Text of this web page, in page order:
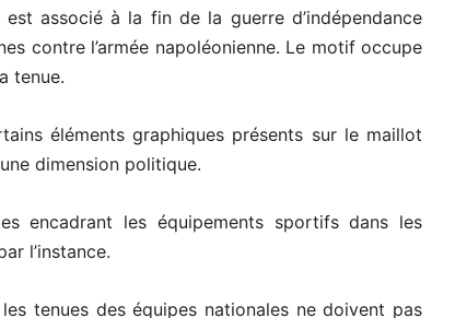
associé à la fin de la guerre d’indépendance
contre l’armée napoléonienne. Le motif occupe
tenue.
éléments graphiques présents sur le maillot
dimension politique.
encadrant les équipements sportifs dans les
l’instance.
tenues des équipes nationales ne doivent pas